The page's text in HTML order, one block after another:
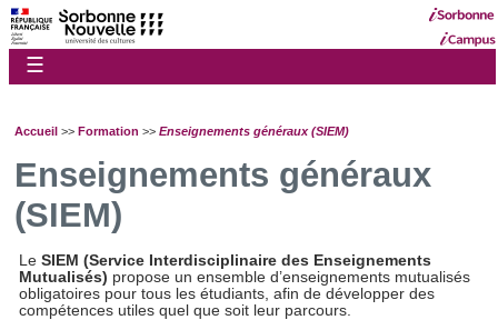
☰
Accueil >> Formation >> Enseignements généraux (SIEM)
Enseignements généraux
(SIEM)
LeSIEM (Service Interdisciplinaire des Enseignements
Mutualisés) propose un ensemble d’enseignements mutualisés
obligatoires pour tous les étudiants, afin de développer des
compétences utiles quel que soit leur parcours.